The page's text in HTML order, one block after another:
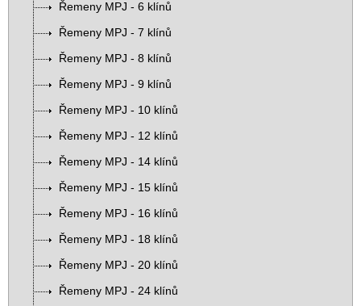
Řemeny MPJ - 6 klínů
Řemeny MPJ - 7 klínů
Řemeny MPJ - 8 klínů
Řemeny MPJ - 9 klínů
Řemeny MPJ - 10 klínů
Řemeny MPJ - 12 klínů
Řemeny MPJ - 14 klínů
Řemeny MPJ - 15 klínů
Řemeny MPJ - 16 klínů
Řemeny MPJ - 18 klínů
Řemeny MPJ - 20 klínů
Řemeny MPJ - 24 klínů